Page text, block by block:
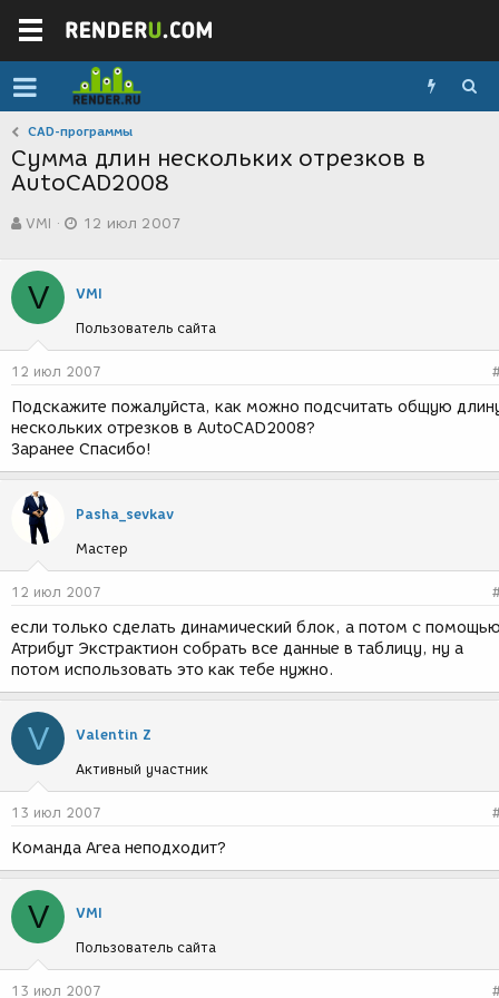
CAD-программы
Сумма длин нескольких отрезков в
AutoCAD2008
в
о
р
е
м
ы
VMI
а
с
з
д
а
и
я
12 июл 2007
V VMI
Пользователь сайта
12 июл 2007
Подскажите пожалуйста, как можно подсчитать общую
нескольких отрезков в AutoCAD2008?
Заранее Спасибо!
Pasha_sevkav
Мастер
12 июл 2007
если только сделать динамический блок, а потом с
Атрибут Экстрактион собрать все данные в таблицу, ну а
потом использовать это как тебе нужно.
V Valentin Z
Активный участник
13 июл 2007
Команда Area неподходит?
V VMI
Пользователь сайта
13 июл 2007